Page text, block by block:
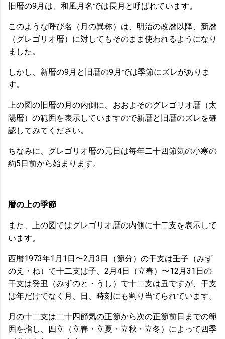
旧暦の9月は、和風月名では長月と呼ばれています。
このような呼び名（月の異称）は、明治の改暦以降、新暦
（グレゴリオ暦）に対してもそのまま使われるようになり
ました。
しかし、新暦の9月と旧暦の9月では季節にズレがありま
す。
上の図の旧暦の月の内側に、おおよそのグレゴリオ暦（太
陽暦）の範囲を表示していますので新暦と旧暦のズレを確
認してみてください。
ちなみに、グレゴリオ暦の元日は毎年二十四節気の小寒の
約5日前から始まります。
暦の上の季節
また、上の図ではグレゴリオ暦の内側に十二支を表示して
います。
西暦1973年1月1日〜2月3日（節分）の干支は壬子（みず
のえ・ね）で十二支は子、2月4日（立春）〜12月31日の
干支は癸丑（みずのと・うし）で十二支は丑ですが、干支
は年だけでなく月、日、時刻にも割り当てられています。
月の十二支は二十四節気の正節から次の正節前日までの範
囲を指し、四立（立春・立夏・立秋・立冬）によって四季